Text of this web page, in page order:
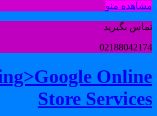
منو
بگیرید
Store